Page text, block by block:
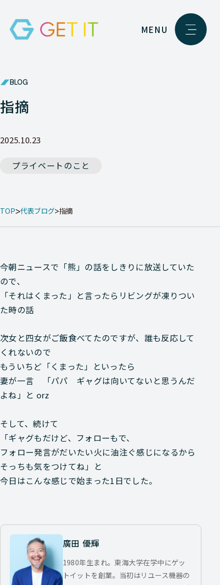
MENU
BLOG
指摘
2025.10.23
プライベートのこと
TOP 代表ブログ 指摘
今朝ニュースで「熊」の話をしきりに放送していた
ので、
「それはくまった」と言ったらリビングが凍りつい
た時の話
次女と四女がご飯食べてたのですが、誰も反応して
くれないので
もういちど「くまった」といったら
妻が一言 「パパ ギャグは向いてないと思うんだ
よね」と orz
そして、続けて
「ギャグもだけど、フォローもで、
フォロー発言がだいたい火に油注ぐ感じになるから
そっちも気をつけてね」と
今日はこんな感じで始まった1日でした。
廣田 優輝
1980年生まれ。東海大学在学中にゲッ
トイットを創業。当初はリユース機器の